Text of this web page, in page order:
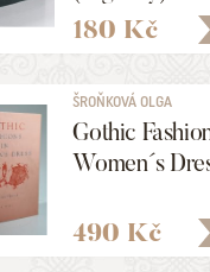
180 Kč
ŠROŇKOVÁ OLGA
Gothic
Women´s
490 Kč